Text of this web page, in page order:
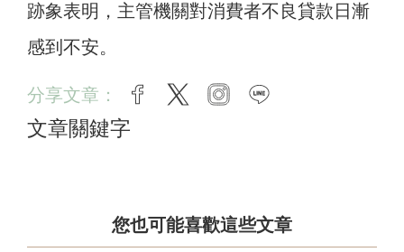
跡象表明，主管機關對消費者不良貸款日漸
感到不安。
分享文章： facebook
twitter instagram
文章關鍵字
您也可能喜歡這些文章